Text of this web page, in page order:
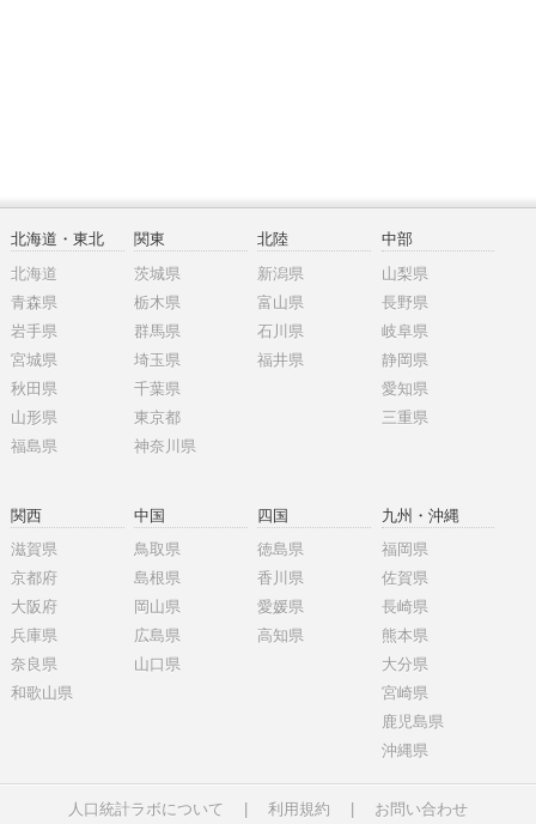
北海道・東北
北海道
青森県
岩手県
宮城県
秋田県
山形県
福島県
関東
茨城県
栃木県
群馬県
埼玉県
千葉県
東京都
神奈川県
北陸
新潟県
富山県
石川県
福井県
中部
山梨県
長野県
岐阜県
静岡県
愛知県
三重県
関西
滋賀県
京都府
大阪府
兵庫県
奈良県
和歌山県
中国
鳥取県
島根県
岡山県
広島県
山口県
四国
徳島県
香川県
愛媛県
高知県
九州・沖縄
福岡県
佐賀県
長崎県
熊本県
大分県
宮崎県
鹿児島県
沖縄県
人口統計ラボについて 利用規約 お問い合わせ